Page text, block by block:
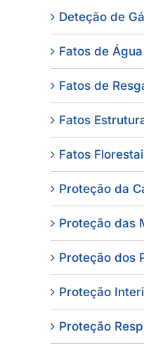
Deteção de
Fatos de Água
Fatos de
Fatos
Fatos
Proteção da
Proteção das
Proteção dos
Proteção
Proteção